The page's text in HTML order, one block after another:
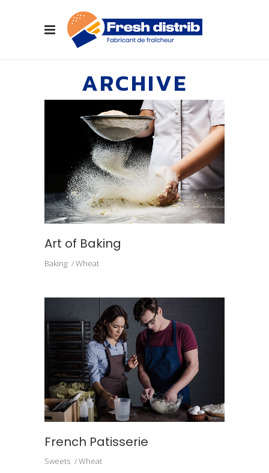
ARCHIVE
Art of Baking
Baking Wheat
French Patisserie
Sweets Wheat